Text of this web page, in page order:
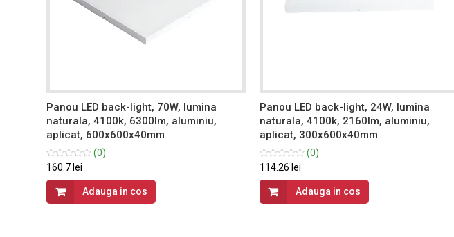
Panou LED back-light, 70W, lumina
naturala, 4100k, 6300lm, aluminiu,
aplicat, 600x600x40mm
(0)
160.7 lei
Adauga in cos
Panou LED back-light, 24W, lumina
naturala, 4100k, 2160lm, aluminiu,
aplicat, 300x600x40mm
(0)
114.26 lei
Adauga in cos